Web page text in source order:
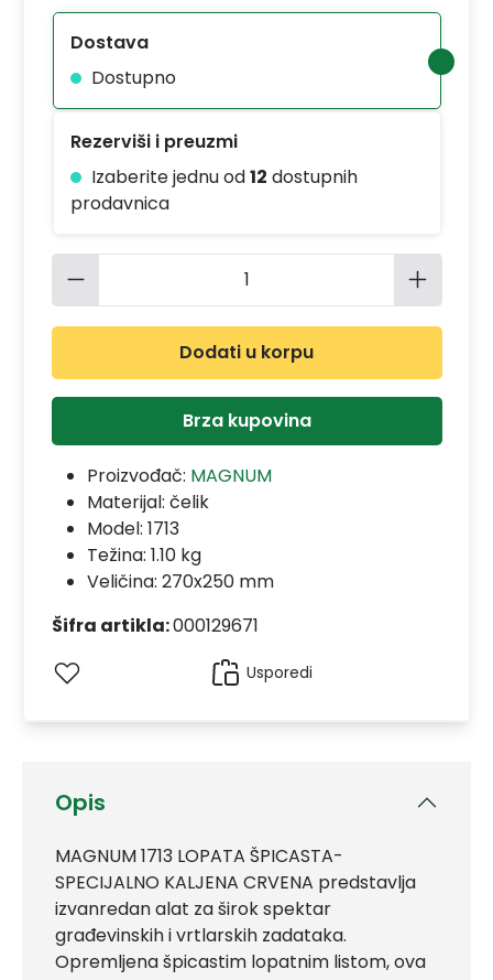
Opis
MAGNUM 1713 LOPATA ŠPICASTA-
SPECIJALNO KALJENA CRVENA predstavlja
izvanredan alat za širok spektar
građevinskih i vrtlarskih zadataka.
Opremljena špicastim lopatnim listom, ova
Dostava
Dostupno
Rezerviši i preuzmi
Izaberite jednu od12 dostupnih
prodavnica
Količina proizvoda: Unesite
Dodati u korpu
Brza kupovina
Proizvođač: MAGNUM
Materijal: čelik
Model: 1713
Težina: 1.10 kg
Veličina: 270x250 mm
Šifra artikla:000129671
Usporedi